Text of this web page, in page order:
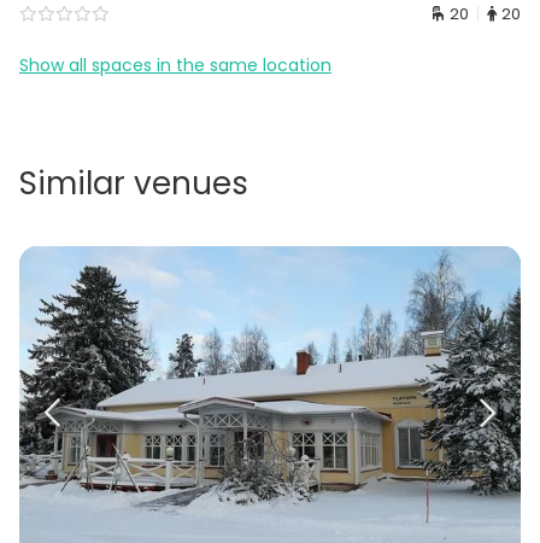
20 20
Show all spaces in the same location
Similar venues